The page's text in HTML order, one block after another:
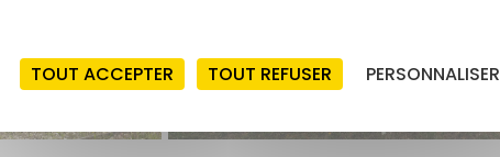
TOUT ACCEPTER TOUT REFUSER PERSONNALISER